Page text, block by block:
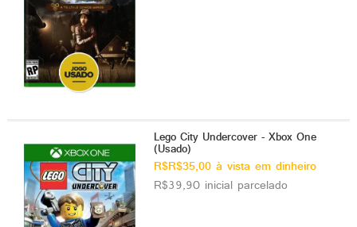
Lego City Undercover - Xbox One
(Usado)
R$R$35,00 à vista em dinheiro
R$39,90 inicial parcelado